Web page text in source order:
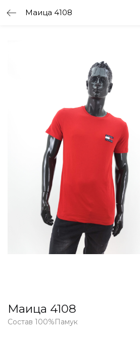
Маица 4108
Маица 4108
Состав 100%Памук
LOGIN
Enter your username and password
Remember me
Login
Lost password?